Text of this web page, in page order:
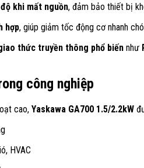
khi mất nguồn, đảm bảo thiết bị
hợp, giúp giảm tốc động cơ nhanh
thức truyền thông phổ biến như
công nghiệp
cao, Yaskawa GA700 1.5/2.2kW
HVAC